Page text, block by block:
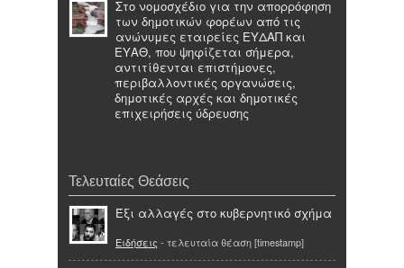
Στο νομοσχέδιο για την απορρόφηση
των δημοτικών φορέων από τις
ανώνυμες εταιρείες ΕΥΔΑΠ και
ΕΥΑΘ, που ψηφίζεται σήμερα,
αντιτίθενται επιστήμονες,
περιβαλλοντικές οργανώσεις,
δημοτικές αρχές και δημοτικές
επιχειρήσεις ύδρευσης
Τελευταίες Θεάσεις
Έξι αλλαγές στο κυβερνητικό σχήμα
Ειδήσεις - τελευταία θέαση [timestamp]